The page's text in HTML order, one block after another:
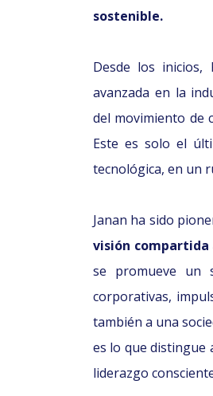
sostenible.
Desde los inicios,
avanzada en la
del movimiento de
Este es solo el
tecnológica, en un
Janan ha sido
visión compartida
se promueve un
corporativas,
también a una
es lo que distingue
liderazgo